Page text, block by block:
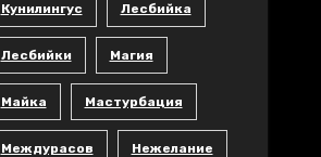
Кунилингус Лесбийка
Лесбийки Магия
Майка Мастурбация
Междурасов Нежелание